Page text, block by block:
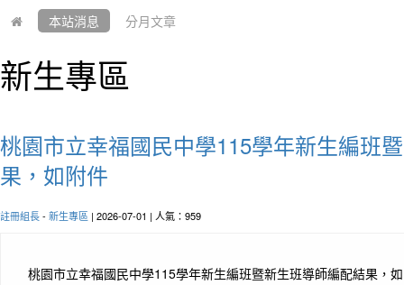
本站消息 分月文章
新生專區
桃園市立幸福國民中學115學年新生編班
果，如附件
註冊組長- 新生專區 | 2026-07-01 | 人氣：959
桃園市立幸福國民中學115學年新生編班暨新生班導師編配結果，